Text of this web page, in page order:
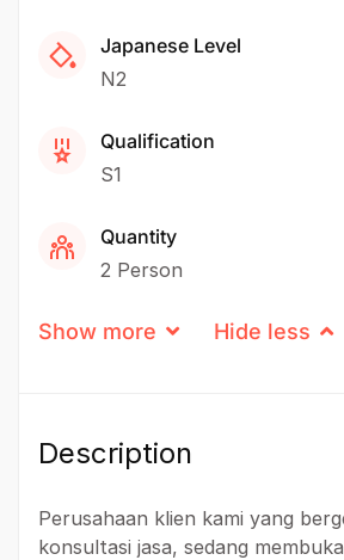
Japanese Level
N2
Qualification
S1
Quantity
2 Person
Show more Hide less
Description
Perusahaan klien kami yang
konsultasi jasa, sedang